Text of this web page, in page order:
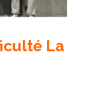
La